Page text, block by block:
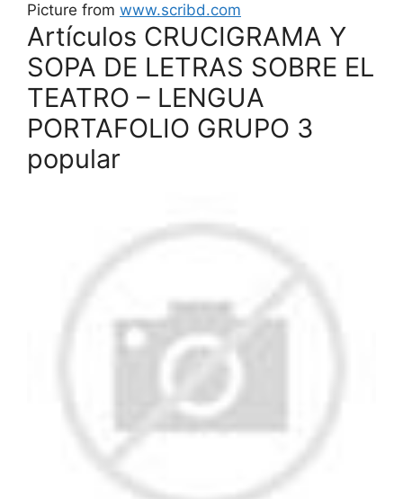
Picture from www.scribd.com
Artículos CRUCIGRAMA Y
SOPA DE LETRAS SOBRE EL
TEATRO – LENGUA
PORTAFOLIO GRUPO 3
popular